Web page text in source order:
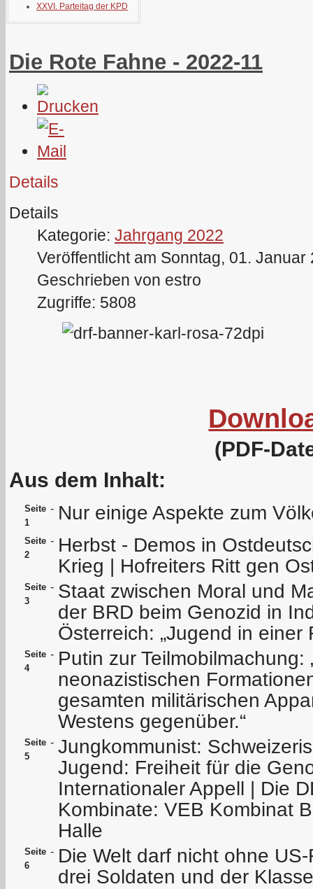
XXVI. Parteitag der KPD
Die Rote Fahne - 2022-11
Details
Details
Kategorie: Jahrgang 2022
Veröffentlicht am Sonntag, 01. Januar
Geschrieben von estro
Zugriffe: 5808
(PDF-
Aus dem Inhalt:
Seite
1
- Nur einige Aspekte zum
Seite
2
- Herbst - Demos in
Krieg | Hofreiters Ritt gen
Seite
3
- Staat zwischen Moral und
der BRD beim Genozid in
Österreich: „Jugend in einer
Seite
4
- Putin zur Teilmobilmachung:
neonazistischen
gesamten militärischen
Westens gegenüber.“
Seite
5
- Jungkommunist:
Jugend: Freiheit für die
Internationaler Appell | Die
Kombinate: VEB Kombinat
Halle
Seite
6
- Die Welt darf nicht ohne
drei Soldaten und der